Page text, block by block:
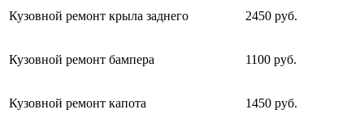
Кузовной ремонт крыла заднего 2450 руб.
Кузовной ремонт бампера 1100 руб.
Кузовной ремонт капота 1450 руб.